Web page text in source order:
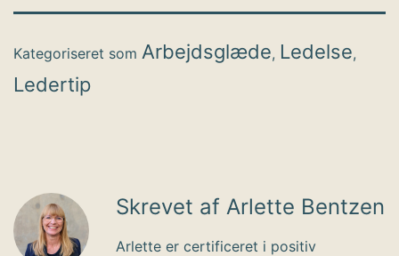
Kategoriseret som Arbejdsglæde, Ledelse,
Ledertip
Skrevet af Arlette Bentzen
Arlette er certificeret i positiv